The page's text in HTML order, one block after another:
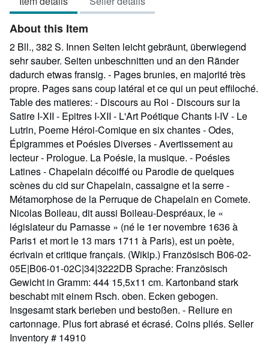
of
5
stars
About this Item
2 Bll., 382 S. Innen Seiten leicht gebräunt, überwiegend
sehr sauber. Seiten unbeschnitten und an den Ränder
dadurch etwas fransig. - Pages brunies, en majorité très
propre. Pages sans coup latéral et ce qui un peut effiloché.
Table des matieres: - Discours au Roi - Discours sur la
Satire I-XII - Epitres I-XII - L'Art Poétique Chants I-IV - Le
Lutrin, Poeme Héroi-Comique en six chantes - Odes,
Épigrammes et Poésies Diverses - Avertissement au
lecteur - Prologue. La Poésie, la musique. - Poésies
Latines - Chapelain décoiffé ou Parodie de quelques
scènes du cid sur Chapelain, cassaigne et la serre -
Métamorphose de la Perruque de Chapelain en Comete.
Nicolas Boileau, dit aussi Boileau-Despréaux, le «
législateur du Parnasse » (né le 1er novembre 1636 à
Paris1 et mort le 13 mars 1711 à Paris), est un poète,
écrivain et critique français. (Wikip.) Französisch B06-02-
05E|B06-01-02C|34|3222DB Sprache: Französisch
Gewicht in Gramm: 444 15,5x11 cm. Kartonband stark
beschabt mit einem Rsch. oben. Ecken gebogen.
Insgesamt stark berieben und bestoßen. - Reliure en
cartonnage. Plus fort abrasé et écrasé. Coins pliés. Seller
Inventory # 14910